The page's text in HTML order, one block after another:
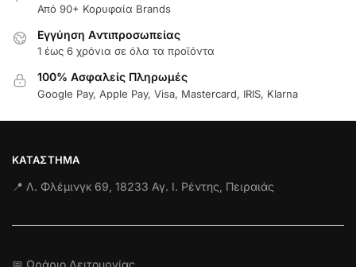
Από 90+ Κορυφαία Brands
Εγγύηση Aντιπροσωπείας
1 έως 6 χρόνια σε όλα τα προϊόντα
100% Ασφαλείς Πληρωμές
Google Pay, Apple Pay, Visa, Mastercard, IRIS, Klarna
ΚΑΤΆΣΤΗΜΑ
📍 Λ. Φλέμινγκ 69, 18233 Αγ. Ι. Ρέντης, Πειραιάς
📅 Ωράριο Λειτουργίας